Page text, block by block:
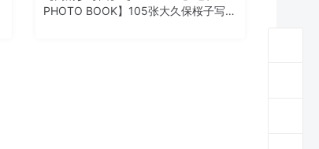
PHOTO BOOK】105张大久保桜子写真